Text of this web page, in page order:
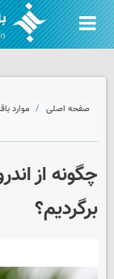
صفحه اصلی موارد
برگردیم؟